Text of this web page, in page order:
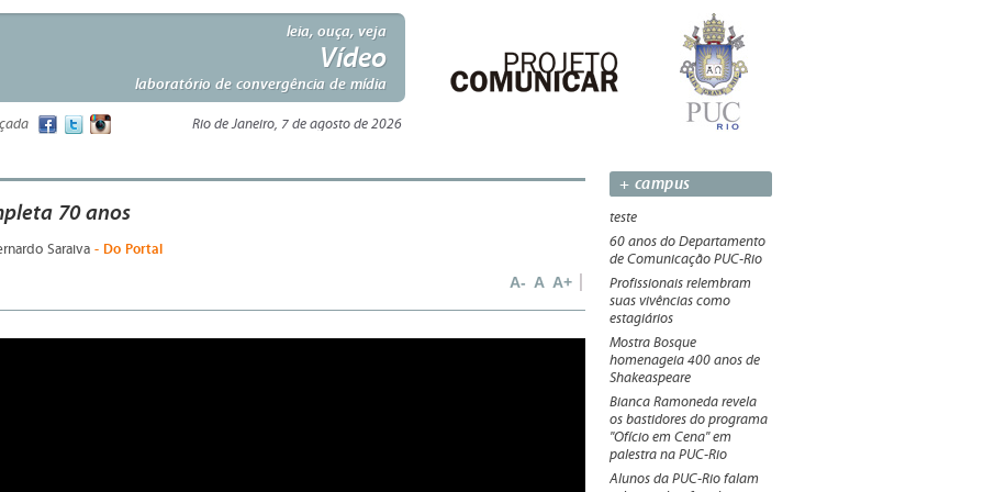
leia, ouça, veja
Vídeo
laboratório de convergência de mídia
Rio de Janeiro, 7 de agosto de 2026
70 anos
Saraiva - Do Portal
A- A A+
+ campus
teste
60 anos do Departamento
de Comunicação PUC-Rio
Profissionais relembram
suas vivências como
estagiários
Mostra Bosque
homenageia 400 anos de
Shakeaspeare
Bianca Ramoneda revela
os bastidores do programa
"Ofício em Cena" em
palestra na PUC-Rio
Alunos da PUC-Rio falam